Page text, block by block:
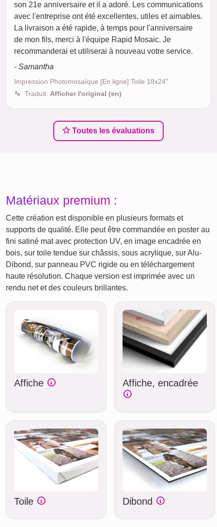
son 21e anniversaire et il a adoré. Les communications
avec l'entreprise ont été excellentes, utiles et aimables.
La livraison a été rapide, à temps pour l'anniversaire
de mon fils, merci à l'équipe Rapid Mosaic. Je
recommanderai et utiliserai à nouveau votre service.
- Samantha
Impression Photomosaïque [En ligne] Toile 18x24"
Traduit: Afficher l'original (en)
Toutes les évaluations
Matériaux premium :
Cette création est disponible en plusieurs formats et
supports de qualité. Elle peut être commandée en poster au
fini satiné mat avec protection UV, en image encadrée en
bois, sur toile tendue sur châssis, sous acrylique, sur Alu-
Dibond, sur panneau PVC rigide ou en téléchargement
haute résolution. Chaque version est imprimée avec un
rendu net et des couleurs brillantes.
Affiche Affiche, encadrée
Toile Dibond